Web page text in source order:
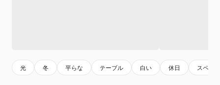
光 冬 平らな テーブル 白い 休日 スペース